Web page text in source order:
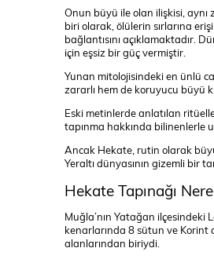
Onun büyü ile olan ilişkisi, aynı
biri olarak, ölülerin sırlarına
bağlantısını açıklamaktadır.
için eşsiz bir güç vermiştir.
Yunan mitolojisindeki en ünlü
zararlı hem de koruyucu büyü
Eski metinlerde anlatılan
tapınma hakkında bilinenlerle
Ancak Hekate, rutin olarak
Yeraltı dünyasının gizemli bir
Hekate Tapınağı
Muğla’nın Yatağan ilçesindeki
kenarlarında 8 sütun ve
alanlarından biriydi.